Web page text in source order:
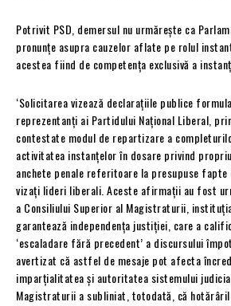
Potrivit PSD, demersul nu urmărește ca
pronunțe asupra cauzelor aflate pe rolul
acestea fiind de competența exclusivă a
‘Solicitarea vizează declarațiile publice
reprezentanți ai Partidului Național Liberal,
contestate modul de repartizare a
activitatea instanțelor în dosare privind
anchete penale referitoare la presupuse
vizați lideri liberali. Aceste afirmații au fost
a Consiliului Superior al Magistraturii,
garantează independența justiției, care a
‘escaladare fără precedent’ a discursului
avertizat că astfel de mesaje pot afecta
imparțialitatea și autoritatea sistemului
Magistraturii a subliniat, totodată, că